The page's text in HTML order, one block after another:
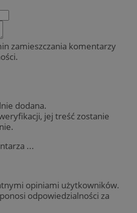
zamieszczania komentarzy
dodana.
jej treść zostanie
...
opiniami użytkowników.
odpowiedzialności za